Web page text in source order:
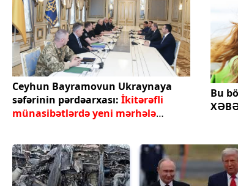
Ceyhun Bayramovun Ukraynaya
səfərinin pərdəarxası: İkitərəfli
münasibətlərdə yeni mərhələ
Bu